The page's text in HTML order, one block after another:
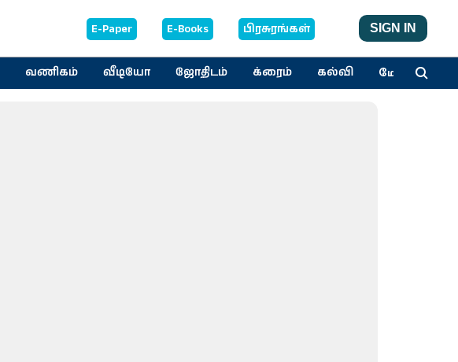
E-Paper E-Books பிரசுரங்கள் SIGN IN
வணிகம் வீடியோ ஜோதிடம் க்ரைம் கல்வி மேலும்